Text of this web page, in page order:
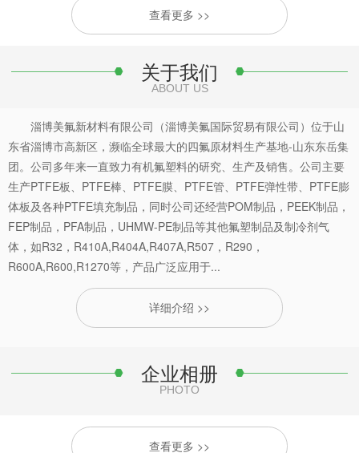
查看更多 >>
关于我们
ABOUT US
淄博美氟新材料有限公司（淄博美氟国际贸易有限公司）位于山
东省淄博市高新区，濒临全球最大的四氟原材料生产基地-山东东岳集
团。公司多年来一直致力有机氟塑料的研究、生产及销售。公司主要
生产PTFE板、PTFE棒、PTFE膜、PTFE管、PTFE弹性带、PTFE膨
体板及各种PTFE填充制品，同时公司还经营POM制品，PEEK制品，
FEP制品，PFA制品，UHMW-PE制品等其他氟塑制品及制冷剂气
体，如R32，R410A,R404A,R407A,R507，R290，
R600A,R600,R1270等，产品广泛应用于...
详细介绍 >>
企业相册
PHOTO
查看更多 >>